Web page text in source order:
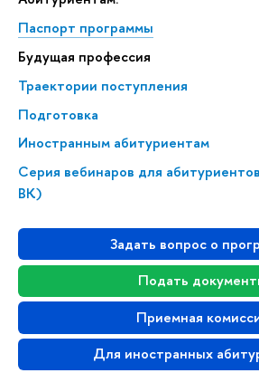
Паспорт программы
Будущая профессия
Траектории поступления
Подготовка
Иностранным абитуриентам
Серия вебинаров для
ВК)
Задать вопрос о
Подать
Приемная
Для иностранных